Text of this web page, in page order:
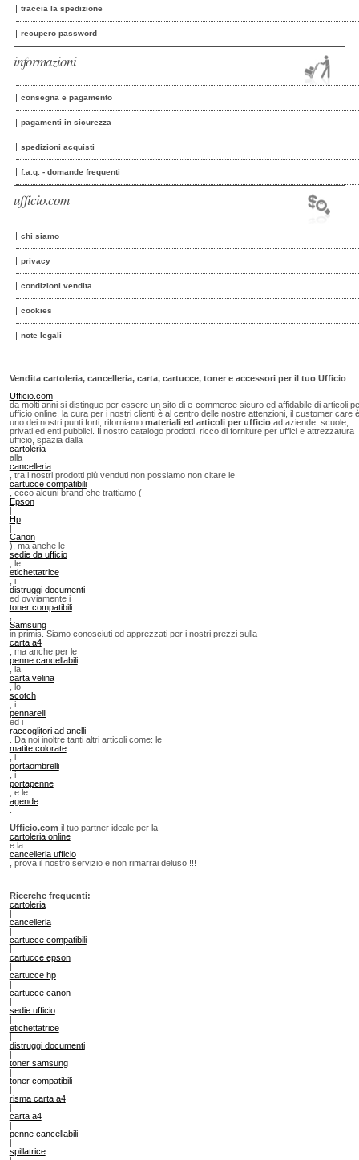
traccia la spedizione
recupero password
informazioni
consegna e pagamento
pagamenti in sicurezza
spedizioni acquisti
f.a.q. - domande frequenti
ufficio.com
chi siamo
privacy
condizioni vendita
cookies
note legali
Vendita cartoleria, cancelleria, carta, cartucce, toner e accessori per il tuo Ufficio
Ufficio.com
da molti anni si distingue per essere un sito di e-commerce sicuro ed affidabile di articoli
ufficio online, la cura per i nostri clienti è al centro delle nostre attenzioni, il customer care è
uno dei nostri punti forti, riforniamo materiali ed articoli per ufficioad aziende, scuole,
privati ed enti pubblici. Il nostro catalogo prodotti, ricco di forniture per uffici e attrezzatura
ufficio, spazia dalla
cartoleria
alla
cancelleria
, tra i nostri prodotti più venduti non possiamo non citare le
cartucce compatibili
, ecco alcuni brand che trattiamo (
Epson
|
Hp
|
Canon
), ma anche le
sedie da ufficio
, le
etichettatrice
, i
distruggi documenti
ed ovviamente i
toner compatibili
Samsung
in primis. Siamo conosciuti ed apprezzati per i nostri prezzi sulla
carta a4
, ma anche per le
penne cancellabili
, la
carta velina
, lo
scotch
, i
pennarelli
ed i
raccoglitori ad anelli
. Da noi inoltre tanti altri articoli come: le
matite colorate
, i
portaombrelli
, i
portapenne
, e le
agende
Ufficio.com il tuo partner ideale per la
cartoleria online
e la
cancelleria ufficio
, prova il nostro servizio e non rimarrai deluso !!!
Ricerche frequenti:
cartoleria
|
cancelleria
|
cartucce compatibili
|
cartucce epson
|
cartucce hp
|
cartucce canon
|
sedie ufficio
|
etichettatrice
|
distruggi documenti
|
toner samsung
|
toner compatibili
|
risma carta a4
|
carta a4
|
penne cancellabili
|
spillatrice